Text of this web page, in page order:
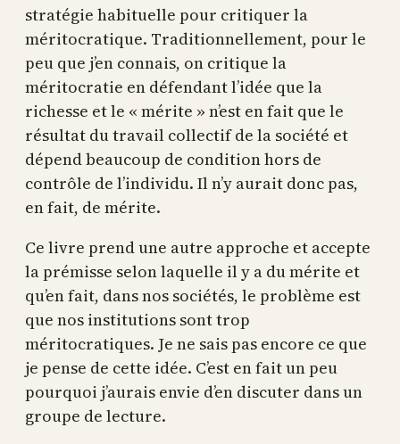
stratégie habituelle pour critiquer la
méritocratique. Traditionnellement, pour le
peu que j’en connais, on critique la
méritocratie en défendant l’idée que la
richesse et le « mérite » n’est en fait que le
résultat du travail collectif de la société et
dépend beaucoup de condition hors de
contrôle de l’individu. Il n’y aurait donc pas,
en fait, de mérite.
Ce livre prend une autre approche et accepte
la prémisse selon laquelle il y a du mérite et
qu’en fait, dans nos sociétés, le problème est
que nos institutions sont trop
méritocratiques. Je ne sais pas encore ce que
je pense de cette idée. C’est en fait un peu
pourquoi j’aurais envie d’en discuter dans un
groupe de lecture.